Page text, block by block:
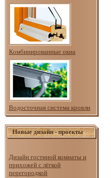
Комбинированные окна
Водосточная система кровли
Новые дизайн - проекты
Дизайн гостиной комнаты и
прихожей с лёгкой
перегородкой